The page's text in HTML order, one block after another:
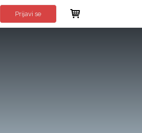
Prijavi se